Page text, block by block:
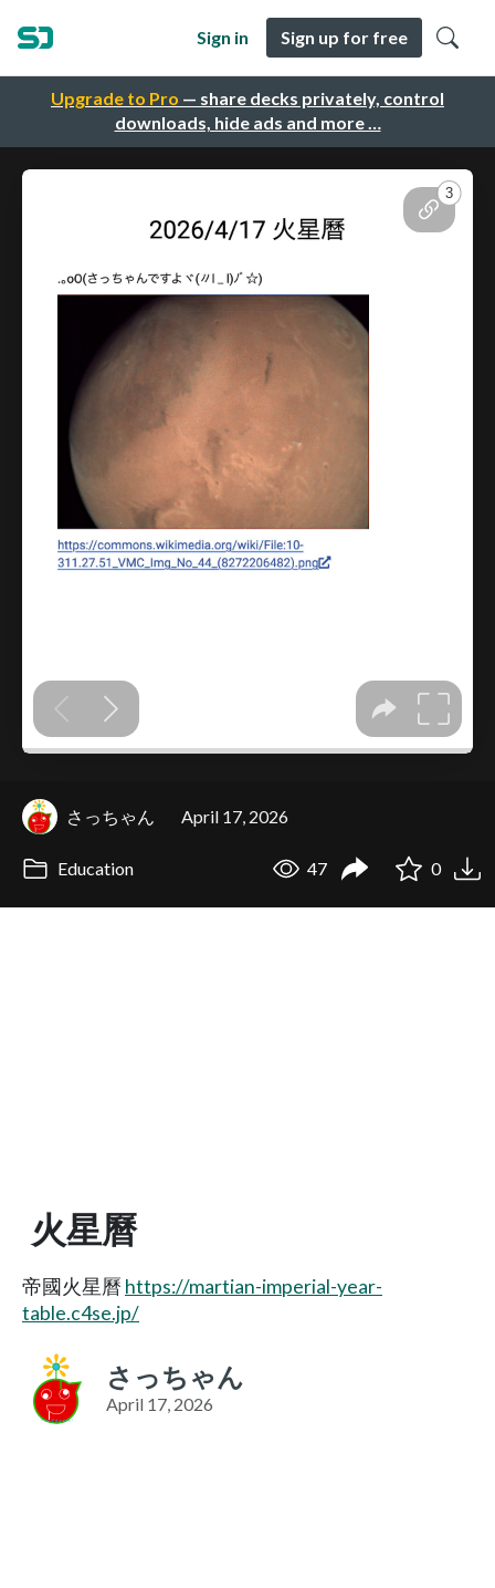
Upgrade to Pro — share decks privately, control
downloads, hide ads and more …
Sign in Sign up for free
さっちゃん April 17, 2026
Education 47 0
火星曆
帝國火星曆 https://martian-imperial-year-
table.c4se.jp/
さっちゃん
April 17, 2026